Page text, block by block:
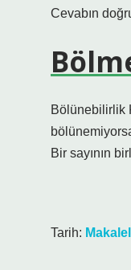
Cevabın
Bölünebilirlik
Bir sayının
Tarih: